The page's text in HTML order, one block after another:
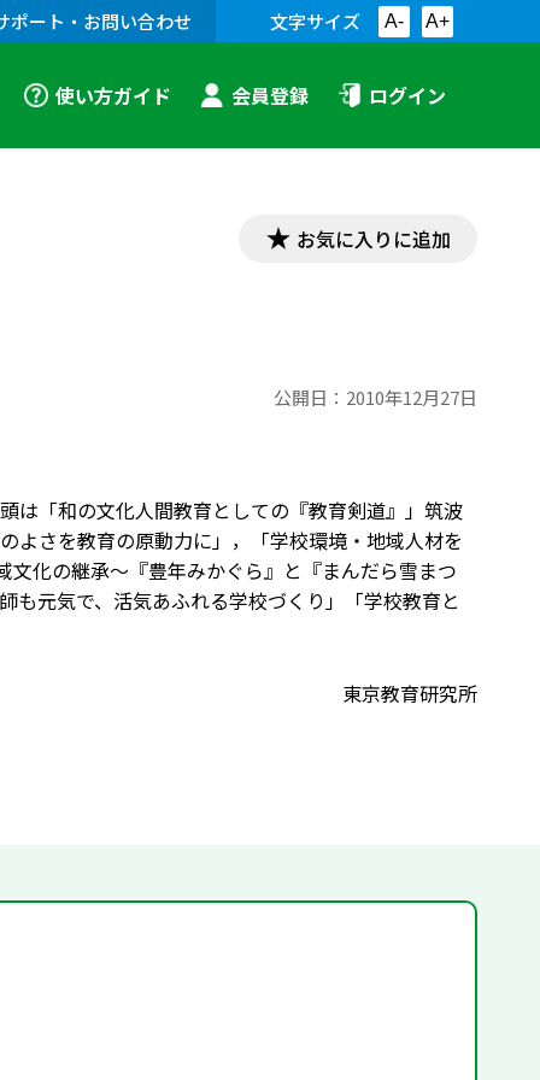
ポート・お問い合わせ 文字サイズ A- A+
使い方ガイド 会員登録 ログイン
お気に入りに追加
公開日： 2010年12月27日
は「和の文化人間教育としての『教育剣道』」筑波
さを教育の原動力に」，「学校環境・地域人材を
化の継承～『豊年みかぐら』と『まんだら雪まつ
も元気で、活気あふれる学校づくり」「学校教育と
東京教育研究所